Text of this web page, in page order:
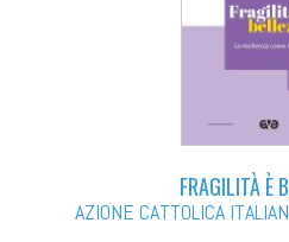
FRAGILITÀ È
AZIONE CATTOLICA